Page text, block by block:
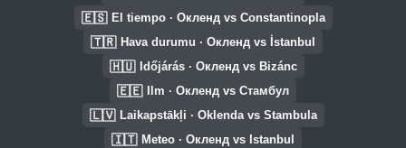
🇪🇸 El tiempo · Окленд vs Constantinopla
🇹🇷 Hava durumu · Окленд vs İstanbul
🇭🇺 Időjárás · Окленд vs Bizánc
🇪🇪 Ilm · Окленд vs Стамбул
🇱🇻 Laikapstākļi · Oklenda vs Stambula
🇮🇹 Meteo · Окленд vs Istanbul